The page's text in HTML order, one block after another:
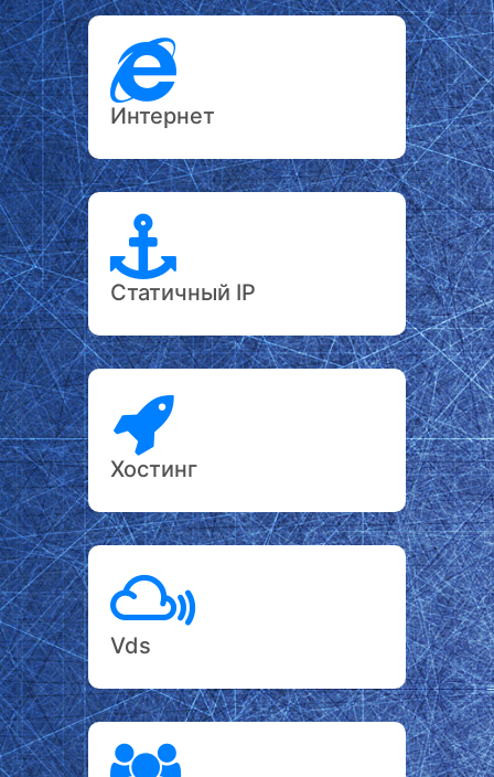
Интернет
Статичный IP
Хостинг
Vds